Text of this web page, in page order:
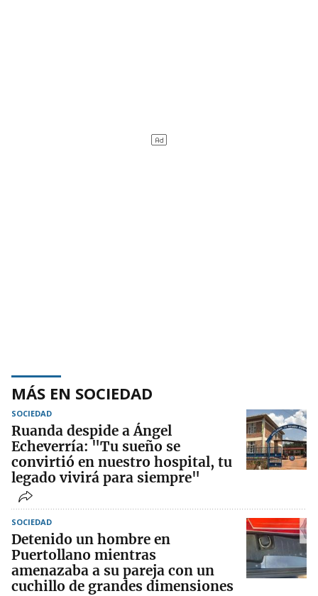
MÁS EN SOCIEDAD
SOCIEDAD
Ruanda despide a Ángel
Echeverría: "Tu sueño se
convirtió en nuestro hospital, tu
legado vivirá para siempre"
SOCIEDAD
Detenido un hombre en
Puertollano mientras
amenazaba a su pareja con un
cuchillo de grandes dimensiones